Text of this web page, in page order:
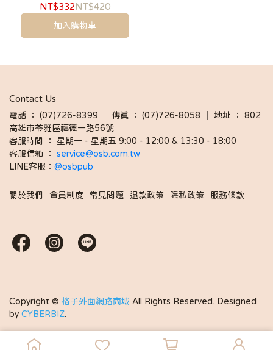
NT$332NT$420
加入購物車
Contact Us
電話 ： (07)726-8399 │ 傳真 ： (07)726-8058 │ 地址 ： 802
高雄市苓雅區福德一路56號
客服時間 ： 星期一 - 星期五 9:00 - 12:00 & 13:30 - 18:00
客服信箱 ： service@osb.com.tw
LINE客服： @osbpub
關於我們 會員制度 常見問題 退款政策 隱私政策 服務條款
Copyright © 格子外面網路商城 All Rights Reserved. Designed
by CYBERBIZ.